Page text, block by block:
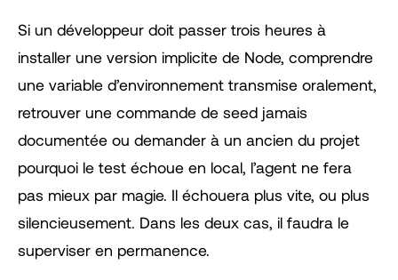
Si un développeur doit passer trois heures à
installer une version implicite de Node, comprendre
une variable d’environnement transmise oralement,
retrouver une commande de seed jamais
documentée ou demander à un ancien du projet
pourquoi le test échoue en local, l’agent ne fera
pas mieux par magie. Il échouera plus vite, ou plus
silencieusement. Dans les deux cas, il faudra le
superviser en permanence.